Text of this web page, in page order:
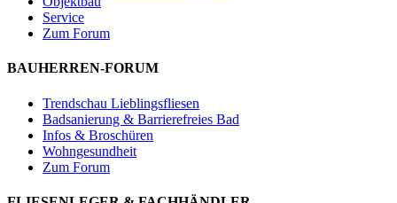
Service
Zum Forum
BAUHERREN-FORUM
Trendschau Lieblingsfliesen
Badsanierung & Barrierefreies Bad
Infos & Broschüren
Wohngesundheit
Zum Forum